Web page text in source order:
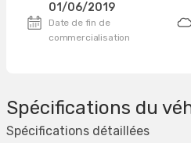
01/06/2019
Date de fin de
commercialisation
Spécifications du
Spécifications détaillées